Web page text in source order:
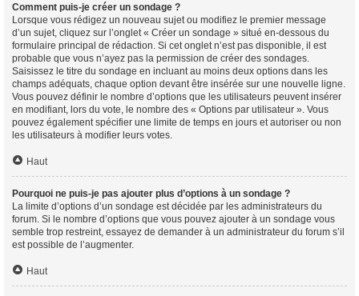
Comment puis-je créer un sondage ?
Lorsque vous rédigez un nouveau sujet ou modifiez le premier message
d’un sujet, cliquez sur l’onglet « Créer un sondage » situé en-dessous du
formulaire principal de rédaction. Si cet onglet n’est pas disponible, il est
probable que vous n’ayez pas la permission de créer des sondages.
Saisissez le titre du sondage en incluant au moins deux options dans les
champs adéquats, chaque option devant être insérée sur une nouvelle ligne.
Vous pouvez définir le nombre d’options que les utilisateurs peuvent insérer
en modifiant, lors du vote, le nombre des « Options par utilisateur ». Vous
pouvez également spécifier une limite de temps en jours et autoriser ou non
les utilisateurs à modifier leurs votes.
Haut
Pourquoi ne puis-je pas ajouter plus d’options à un sondage ?
La limite d’options d’un sondage est décidée par les administrateurs du
forum. Si le nombre d’options que vous pouvez ajouter à un sondage vous
semble trop restreint, essayez de demander à un administrateur du forum s’il
est possible de l’augmenter.
Haut